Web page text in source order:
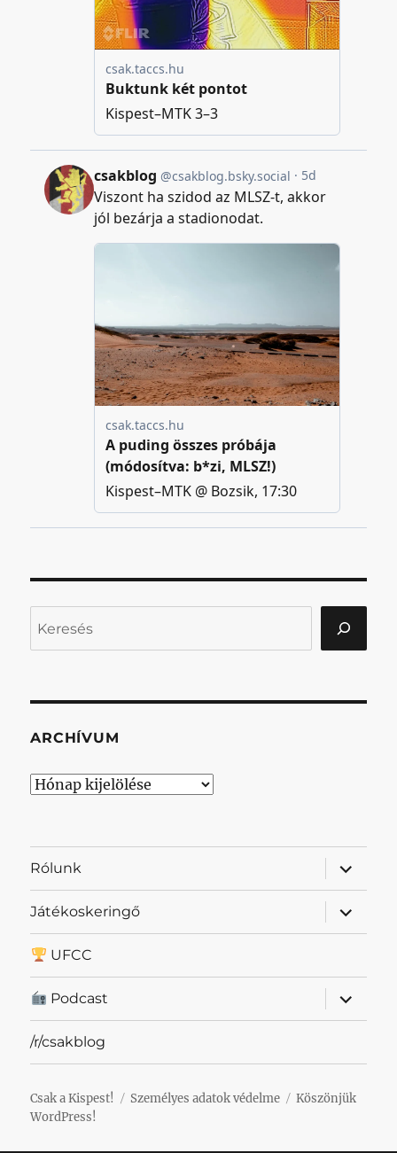
ARCHÍVUM
Archívum
Rólunk
almenü
Játékoskeringő
almenü
UFCC
Podcast
almenü
/r/csakblog
Csak a Kispest! Személyes adatok védelme
Köszönjük
WordPress!